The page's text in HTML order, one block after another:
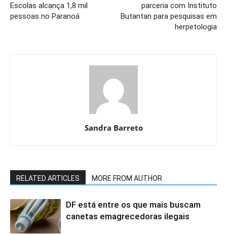
Escolas alcança 1,8 mil
pessoas no Paranoá
parceria com Instituto
Butantan para pesquisas em
herpetologia
Sandra Barreto
RELATED ARTICLES MORE FROM AUTHOR
DF está entre os que mais buscam
canetas emagrecedoras ilegais